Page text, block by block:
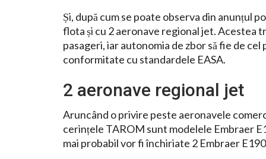
Și, după cum se poate observa din anunțul
flota și cu 2 aeronave regional jet. Acestea
pasageri, iar autonomia de zbor să fie de
conformitate cu standardele EASA.
2 aeronave regional jet
Aruncând o privire peste aeronavele
cerințele TAROM sunt modelele Embraer
mai probabil vor fi închiriate 2 Embraer